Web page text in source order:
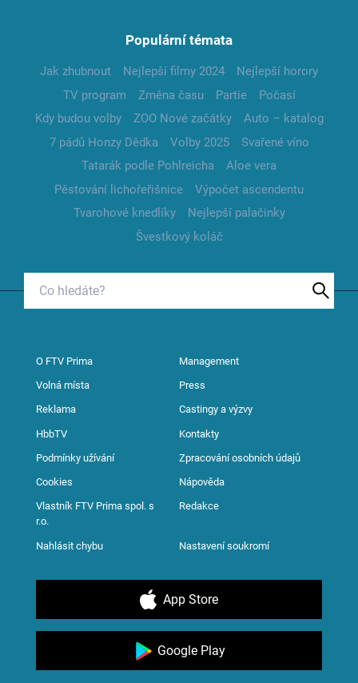
Populární témata
Jak zhubnout Nejlepší filmy 2024
Nejlepší horory
TV program
Změna času Partie
Počasí
Kdy budou volby
ZOO Nové začátky
Auto – katalog
7 pádů Honzy Dědka
Volby 2025
Svařené víno
Tatarák podle Pohlreicha
Aloe vera
Pěstování lichořeřišnice
Výpočet ascendentu
Tvarohové knedlíky
Nejlepší palačinky
Švestkový koláč
O FTV Prima Management
Volná místa Press
Reklama Castingy a výzvy
HbbTV Kontakty
Podmínky užívání Zpracování osobních údajů
Cookies Nápověda
Vlastník FTV Prima spol. s
r.o.
Redakce
Nahlásit chybu Nastavení soukromí
App Store
Google Play